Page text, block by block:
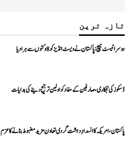
تازہ ترین
دوسرا ٹیسٹ میچ: پاکستان نے ویسٹ انڈیز کو 8 وکٹوں سے ہرا دیا
ڈسکوز کی نجکاری،صارفین کے مفاد کو اولین ترجیح دینے کی ہدایات
پاکستان، امریکہ کا انسدادِ دہشت گردی تعاون مزید مضبوط بنانے کا عزم